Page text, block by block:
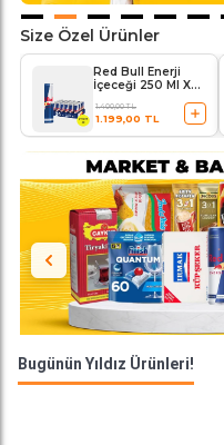
Size Özel Ürünler
Red Bull Enerji
İçeceği 250 Ml X
1.400,00 TL
1.199,00 TL
Bugünün Yıldız Ürünleri!